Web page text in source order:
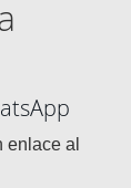
enlace al